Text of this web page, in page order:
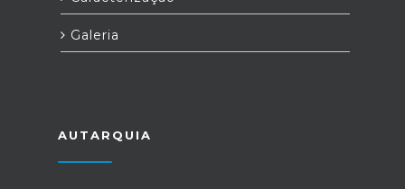
Galeria
AUTARQUIA